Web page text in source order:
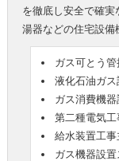
を徹底し安全で確
湯器などの住宅設備
ガス可とう
液化石油ガス
ガス消費機
第二種電気工
給水装置工
ガス機器設